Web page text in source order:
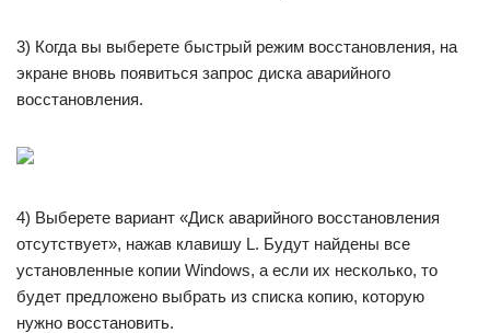
3) Когда вы выберете быстрый режим восстановления, на
экране вновь появиться запрос диска аварийного
восстановления.
4) Выберете вариант «Диск аварийного восстановления
отсутствует», нажав клавишу L. Будут найдены все
установленные копии Windows, а если их несколько, то
будет предложено выбрать из списка копию, которую
нужно восстановить.